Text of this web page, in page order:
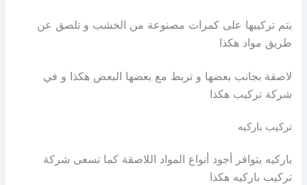
يتم تركيبها على كمرات مصنوعة من الخشب و تلصق عن
طريق مواد هكذا
لاصقة بجانب بعضها و تربط مع بعضها البعض هكذا و في
شركة تركيب هكذا
تركيب باركيه
باركيه يتوافر أجود أنواع المواد اللاصقة كما تسعى شركة
تركيب باركيه هكذا